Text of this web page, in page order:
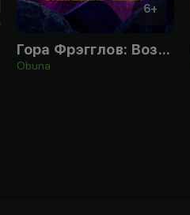
6+
Гора Фрэгглов: Возвращение в пещеру
Obuna